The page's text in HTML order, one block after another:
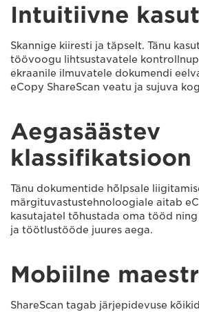
Intuitiivne
Skannige kiiresti ja täpselt. Tänu
töövoogu lihtsustavatele
ekraanile ilmuvatele dokumendi
eCopy ShareScan veatu ja sujuva
Aegasäästev
klassifikatsioon
Tänu dokumentide hõlpsale
märgituvastustehnoloogiale aitab
kasutajatel tõhustada oma tööd ning
ja töötlustööde juures aega.
Mobiilne
ShareScan tagab järjepidevuse